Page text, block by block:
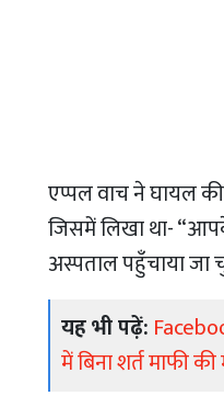
एप्पल वाच ने घायल
जिसमें लिखा था-
अस्पताल पहुँचाया
यह भी पढ़ें:
में बिना शर्त माफी